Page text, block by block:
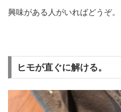
興味がある人がいればどうぞ。
ヒモが直ぐに解ける。